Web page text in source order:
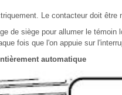
Le contacteur doit être
de siège pour allumer le
fois que l'on appuie sur
automatique